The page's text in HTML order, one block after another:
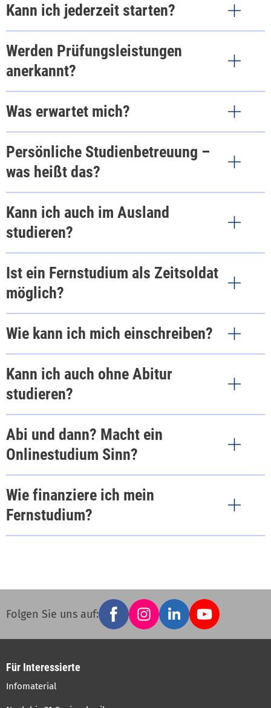
Master
Ein Onlinestudium ist da noch flexibler. Im
Anwesenheit gar nicht oder nur noch zu den
Prüfungen erforderlich. Doch auch diese können
online absolviert werden. Studiert wird über eine
Studien-App, feste Vorlesungstermine gibt
es nicht. Über die App sind sämtliche Lehrinhalte,
Studienbriefe, e-Books, Videovorlesungen, Noten
Tutorien direkt mit dem Dozenten besprochen.
Kann ich jederzeit starten?
Werden Prüfungsleistungen
anerkannt?
Was erwartet mich?
Persönliche Studienbetreuung –
was heißt das?
Kann ich auch im Ausland
studieren?
Ist ein Fernstudium als Zeitsoldat
möglich?
Wie kann ich mich einschreiben?
Kann ich auch ohne Abitur
studieren?
Abi und dann? Macht ein
Onlinestudium Sinn?
Wie finanziere ich mein
Fernstudium?
Social
links
Folgen Sie uns auf:
FacebookInstagramLinkedInYouTube
Für Interessierte
Infomaterial